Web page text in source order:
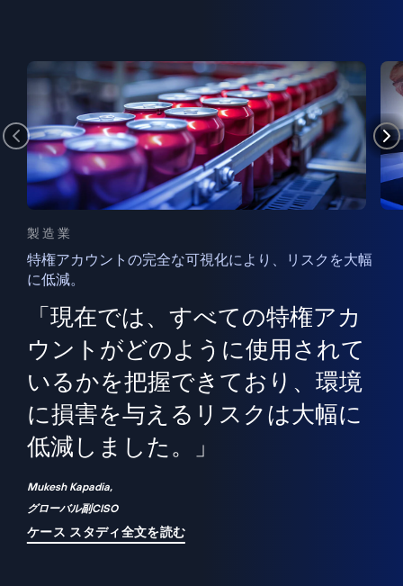
製造業
特権アカウントの完全な可視化により、リスクを大幅
に低減。
「現在では、すべての特権アカ
ウントがどのように使用されて
いるかを把握できており、環境
に損害を与えるリスクは大幅に
低減しました。」
Mukesh Kapadia,
グローバル副CISO
ケース スタディ全文を読む